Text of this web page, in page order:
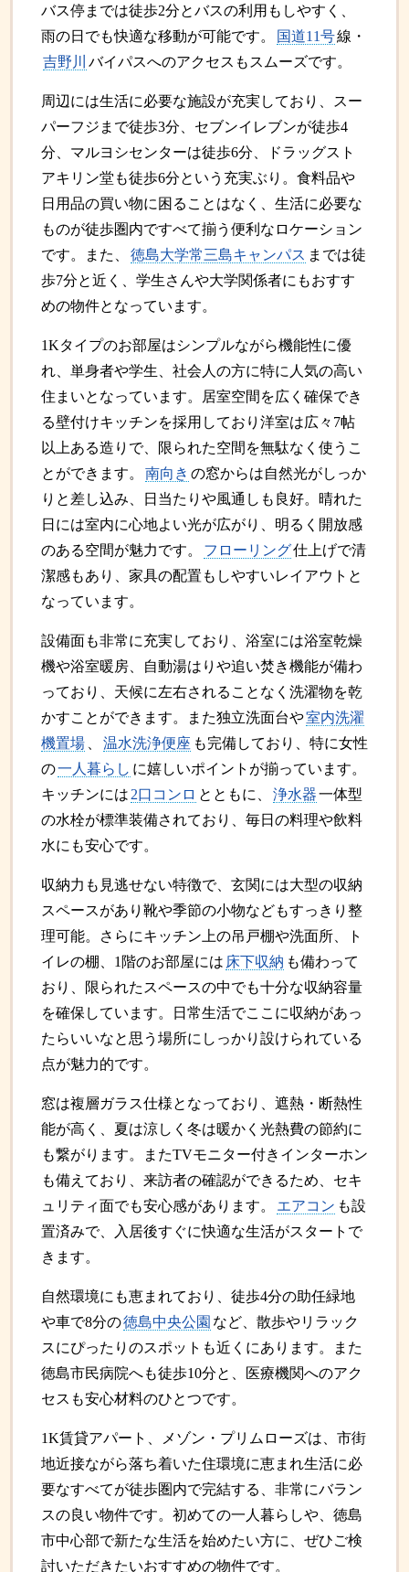
バス停までは徒歩2分とバスの利用もしやすく、
雨の日でも快適な移動が可能です。
国道11号線・
吉野川
バイパスへのアクセスもスムーズです。
周辺には生活に必要な施設が充実しており、スー
パーフジまで徒歩3分、セブンイレブンが徒歩4
分、マルヨシセンターは徒歩6分、ドラッグスト
アキリン堂も徒歩6分という充実ぶり。食料品や
日用品の買い物に困ることはなく、生活に必要な
ものが徒歩圏内ですべて揃う便利なロケーション
です。また、
徳島大学常三島キャンパス までは徒
歩7分と近く、学生さんや大学関係者にもおすす
めの物件となっています。
1Kタイプのお部屋はシンプルながら機能性に優
れ、単身者や学生、社会人の方に特に人気の高い
住まいとなっています。居室空間を広く確保でき
る壁付けキッチンを採用しており洋室は広々7帖
以上ある造りで、限られた空間を無駄なく使うこ
とができます。
南向き の窓からは自然光がしっか
りと差し込み、日当たりや風通しも良好。晴れた
日には室内に心地よい光が広がり、明るく開放感
のある空間が魅力です。
フローリング仕上げで清
潔感もあり、家具の配置もしやすいレイアウトと
なっています。
設備面も非常に充実しており、浴室には浴室乾燥
機や浴室暖房、自動湯はりや追い焚き機能が備わ
っており、天候に左右されることなく洗濯物を乾
かすことができます。また独立洗面台や室内洗濯
機置場
温水洗浄便座 も完備しており、特に女性
の一人暮らし に嬉しいポイントが揃っています。
キッチンには 2口コンロ とともに、 浄水器一体型
の水栓が標準装備されており、毎日の料理や飲料
水にも安心です。
収納力も見逃せない特徴で、玄関には大型の収納
スペースがあり靴や季節の小物などもすっきり整
理可能。さらにキッチン上の吊戸棚や洗面所、ト
イレの棚、1階のお部屋には 床下収納 も備わって
おり、限られたスペースの中でも十分な収納容量
を確保しています。日常生活でここに収納があっ
たらいいなと思う場所にしっかり設けられている
点が魅力的です。
窓は複層ガラス仕様となっており、遮熱・断熱性
能が高く、夏は涼しく冬は暖かく光熱費の節約に
も繋がります。またTVモニター付きインターホン
も備えており、来訪者の確認ができるため、セキ
ュリティ面でも安心感があります。
エアコン も設
置済みで、入居後すぐに快適な生活がスタートで
きます。
自然環境にも恵まれており、徒歩4分の助任緑地
や車で8分の徳島中央公園 など、散歩やリラック
スにぴったりのスポットも近くにあります。また
徳島市民病院へも徒歩10分と、医療機関へのアク
セスも安心材料のひとつです。
1K賃貸アパート、メゾン・プリムローズは、市街
地近接ながら落ち着いた住環境に恵まれ生活に必
要なすべてが徒歩圏内で完結する、非常にバラン
スの良い物件です。初めての一人暮らしや、徳島
市中心部で新たな生活を始めたい方に、ぜひご検
討いただきたいおすすめの物件です。